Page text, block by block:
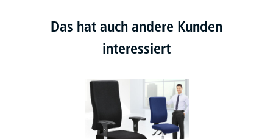
Das hat auch andere Kunden
interessiert